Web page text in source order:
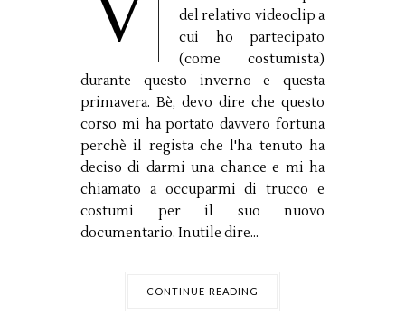
V
del relativo videoclip a
cui ho partecipato
(come costumista)
durante questo inverno e questa
primavera. Bè, devo dire che questo
corso mi ha portato davvero fortuna
perchè il regista che l'ha tenuto ha
deciso di darmi una chance e mi ha
chiamato a occuparmi di trucco e
costumi per il suo nuovo
documentario. Inutile dire...
CONTINUE READING